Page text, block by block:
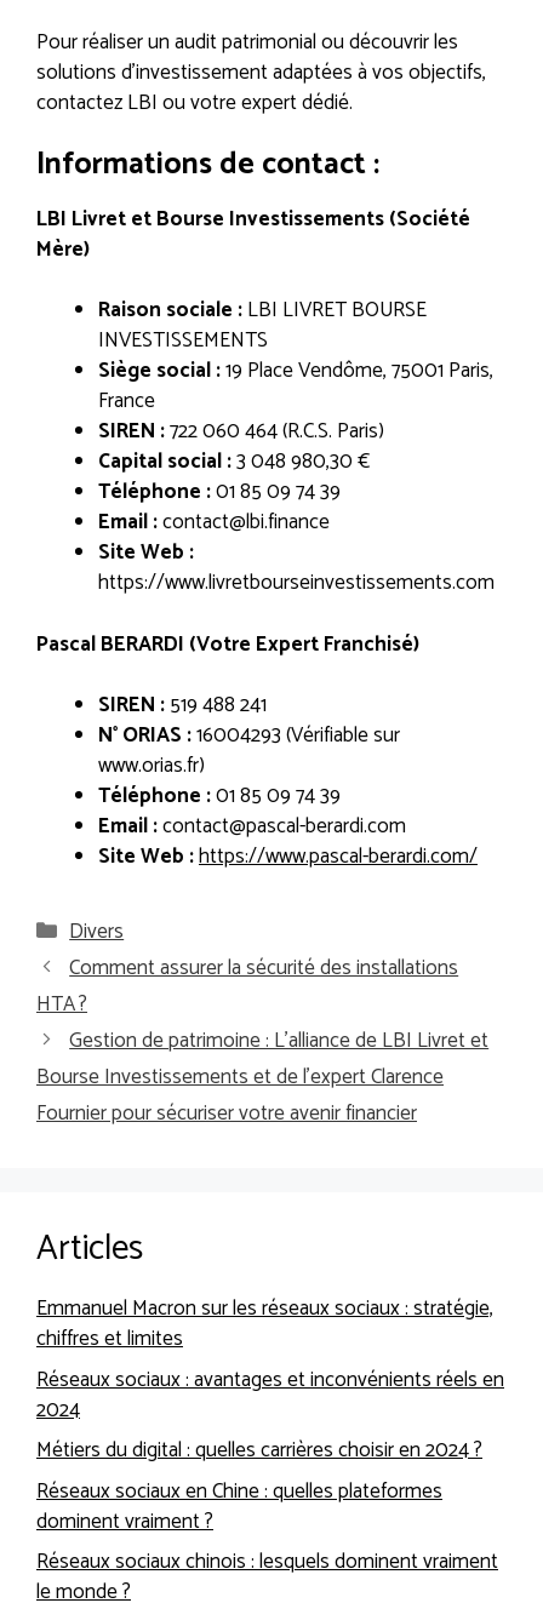
Pour réaliser un audit patrimonial ou découvrir les
solutions d’investissement adaptées à vos objectifs,
contactez LBI ou votre expert dédié.
Informations de contact :
LBI Livret et Bourse Investissements (Société
Mère)
Raison sociale :LBI LIVRET BOURSE
INVESTISSEMENTS
Siège social :19 Place Vendôme, 75001 Paris,
France
SIREN :722 060 464 (R.C.S. Paris)
Capital social :3 048 980,30 €
Téléphone :01 85 09 74 39
Email :contact@lbi.finance
Site Web :
https://www.livretbourseinvestissements.com
Pascal BERARDI (Votre Expert Franchisé)
SIREN :519 488 241
N° ORIAS :16004293 (Vérifiable sur
www.orias.fr)
Téléphone :01 85 09 74 39
Email :contact@pascal-berardi.com
Site Web :https://www.pascal-berardi.com/
Catégories
Divers
Comment assurer la sécurité des installations
HTA ?
Gestion de patrimoine : L’alliance de LBI Livret et
Bourse Investissements et de l’expert Clarence
Fournier pour sécuriser votre avenir financier
Articles
Emmanuel Macron sur les réseaux sociaux : stratégie,
chiffres et limites
Réseaux sociaux : avantages et inconvénients réels en
2024
Métiers du digital : quelles carrières choisir en 2024 ?
Réseaux sociaux en Chine : quelles plateformes
dominent vraiment ?
Réseaux sociaux chinois : lesquels dominent vraiment
le monde ?